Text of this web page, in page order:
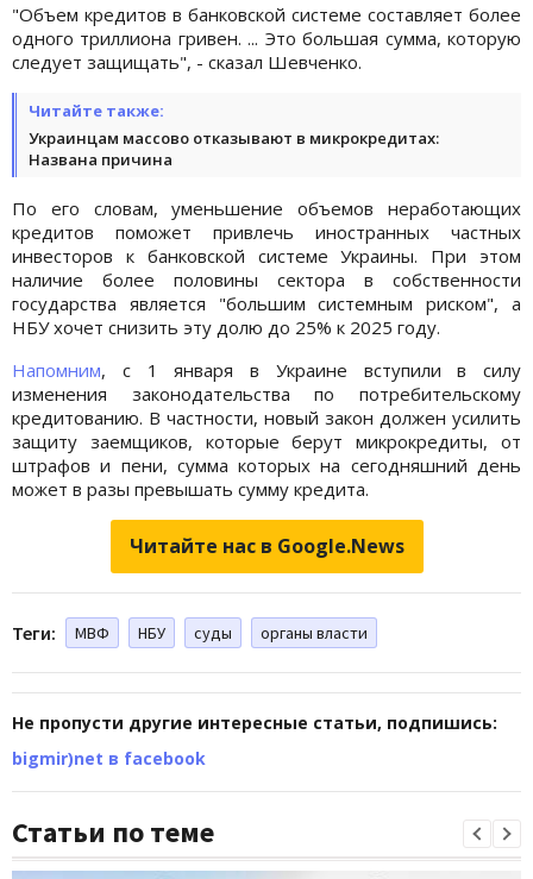
"Объем кредитов в банковской системе составляет более
одного триллиона гривен. ... Это большая сумма, которую
следует защищать", - сказал Шевченко.
Читайте также:
Украинцам массово отказывают в микрокредитах:
Названа причина
По его словам, уменьшение объемов неработающих
кредитов поможет привлечь иностранных частных
инвесторов к банковской системе Украины. При этом
наличие более половины сектора в собственности
государства является "большим системным риском", а
НБУ хочет снизить эту долю до 25% к 2025 году.
Напомним, с 1 января в Украине вступили в силу
изменения законодательства по потребительскому
кредитованию. В частности, новый закон должен усилить
защиту заемщиков, которые берут микрокредиты, от
штрафов и пени, сумма которых на сегодняшний день
может в разы превышать сумму кредита.
Читайте нас в Google.News
Теги: МВФ НБУ суды органы власти
Не пропусти другие интересные статьи, подпишись:
bigmir)net в facebook
Статьи по теме